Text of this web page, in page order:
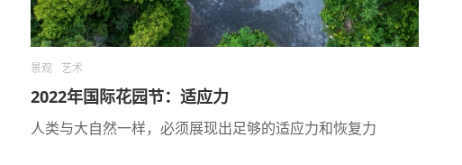
景观 艺术
2022年国际花园节：适应力
人类与大自然一样，必须展现出足够的适应力和恢复力